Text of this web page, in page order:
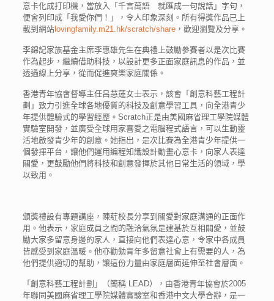
意卡化成打印機，當放入「千言萬語 就匯成一句說話」字句，
便會列印成「我愛你們！」，令人印象深刻。所有得獎作品已上
載到網站 lovingfamily.m21.hk/scratch/share ，歡迎瀏覽及分享。
李錦記家族基金主席李惠雄先生在典禮上鼓勵參賽者以是次比賽
作為起步，繼續借助科技，以設計更多正面家庭訊息的作品，並
透過線上分享，從而促進爽樂家庭關係。
香港青年協會督導主任呂慧蓮女士表示，該會「創意科藝工程計
劃」致力引進全球各地優質的科技及創意學習工具，向全港青少
年提供體驗式的學習經歷。Scratch正是由美國麻省理工學院媒體
實驗室開發，並廣受全球用家喜愛之電腦程式語言，可以生動靈
活地啟發青少年的創意。她指出，是次比賽為全港青少年提供一
個發揮平台，讓他們運用編程知識設計動畫心意卡，向家人表達
關愛，更鼓勵他們將科技和創意發揮於其他日常生活的領域，學
以致用。
頒獎禮設有專題講座，陳葒校長分享到關愛對家庭溝通的正面作
用。他表示，家庭成員之間的融洽氣氛是建基於互相關愛，並鼓
勵大家多留意身邊的家人，直接向他們表達心意，令家中各成員
皆感受到家庭溫暖。他亦勸勉青年多留意社會上有需要的人，為
他們提供適切的幫助，讓這份力量由家庭層面延伸至社會層面。
「創意科藝工程計劃」（簡稱 LEAD），由香港青年協會於2005
年聯同美國麻省理工學院媒體實驗室和香港中文大學合辦，是一